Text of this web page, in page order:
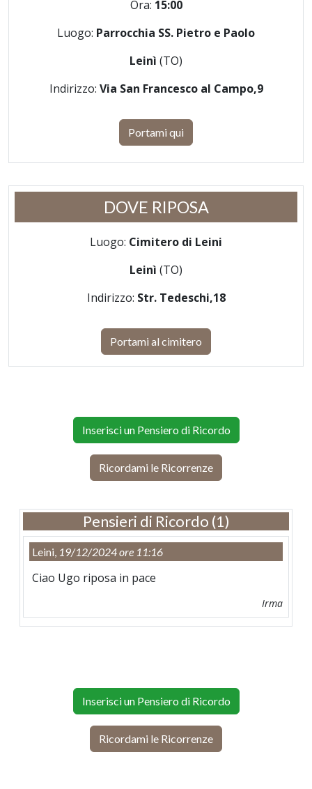
Ora: 15:00
Luogo: Parrocchia SS. Pietro e Paolo
Leinì (TO)
Indirizzo: Via San Francesco al Campo,9
Portami qui
DOVE RIPOSA
Luogo: Cimitero di Leini
Leinì (TO)
Indirizzo: Str. Tedeschi,18
Portami al cimitero
Inserisci un Pensiero di Ricordo
Ricordami le Ricorrenze
Pensieri di Ricordo (1)
Leini, 19/12/2024 ore 11:16
Ciao Ugo riposa in pace
Irma
Inserisci un Pensiero di Ricordo
Ricordami le Ricorrenze